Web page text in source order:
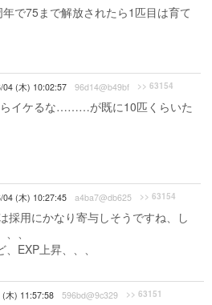
で75まで解放されたら1匹目は育て
04 (木) 10:02:57 96d14@b49bf >> 63154
イケるな………が既に10匹くらいた
04 (木) 10:27:45 a4ba7@db625 >> 63154
採用にかなり寄与しそうですね、し
、
EXP上昇、、、
(木) 11:57:58 596bd@9c329 >> 63151